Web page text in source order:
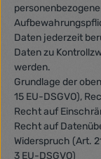
Daten jederzeit
Daten zu
werden.
Grundlage der
15 EU-DSGVO),
Recht auf
Recht auf
Widerspruch (Art.
3 EU-DSGVO)